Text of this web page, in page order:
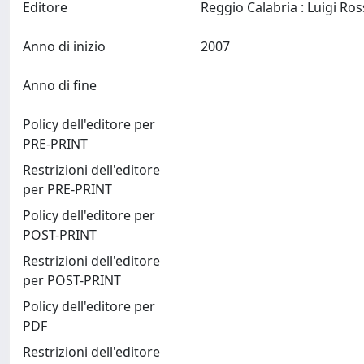
Editore
Anno di inizio
Anno di fine
Policy dell'editore per
PRE-PRINT
Restrizioni dell'editore
per PRE-PRINT
Policy dell'editore per
POST-PRINT
Restrizioni dell'editore
per POST-PRINT
Policy dell'editore per
PDF
Restrizioni dell'editore